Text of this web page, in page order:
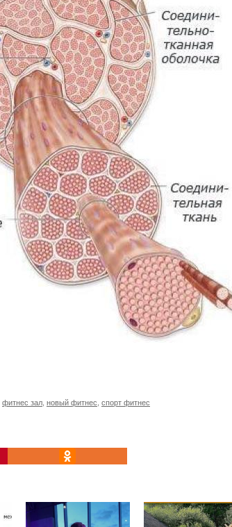
фитнес зал новый фитнес спорт фитнес